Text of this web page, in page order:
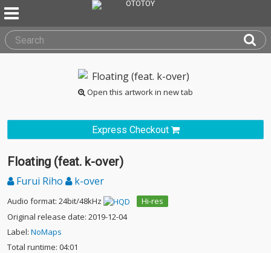
Open this artwork in new tab
Express Checkout
Floating (feat. k-over)
Furui Riho k-over
Audio format: 24bit/48kHz
Hi-res
Original release date: 2019-12-04
Label: NoMaps
Total runtime: 04:01